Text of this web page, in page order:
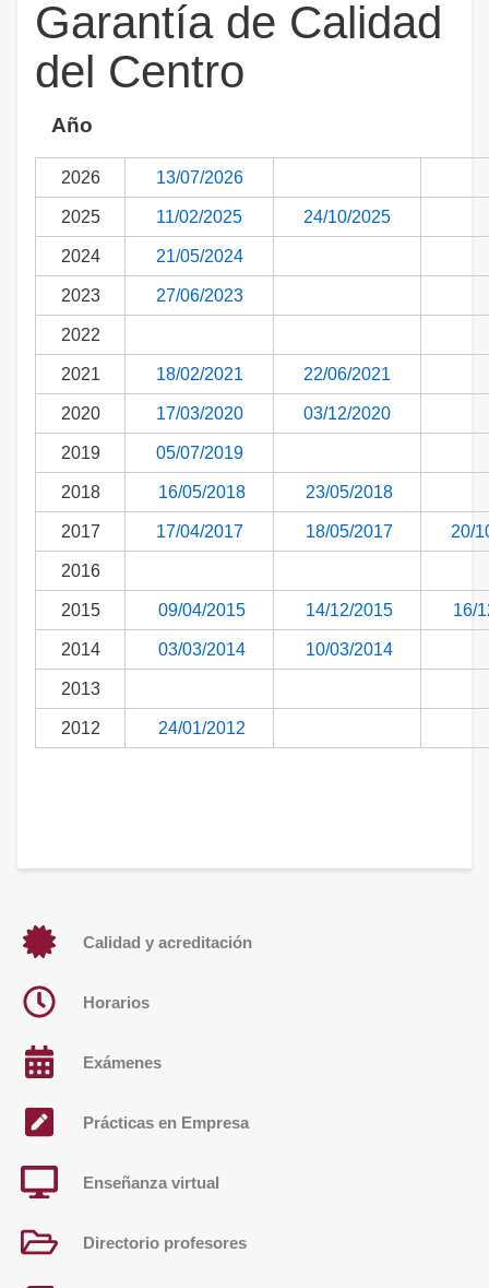
Garantía de Calidad
del Centro
Año
2026 13/07/2026
2025 11/02/2025 24/10/2025
2024 21/05/2024
2023 27/06/2023
2022
2021 18/02/2021 22/06/2021
2020 17/03/2020 03/12/2020
2019 05/07/2019
2018 16/05/2018 23/05/2018
2017 17/04/2017 18/05/2017 20/
2016
2015 09/04/2015 14/12/2015 16/
2014 03/03/2014 10/03/2014
2013
2012 24/01/2012
Calidad y acreditación
Horarios
Exámenes
Prácticas en Empresa
Enseñanza virtual
Directorio profesores